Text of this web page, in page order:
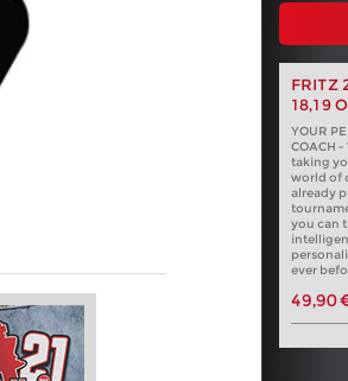
FRITZ
18,19
YOUR
COACH -
taking
world of
already
you can
ever
49,90